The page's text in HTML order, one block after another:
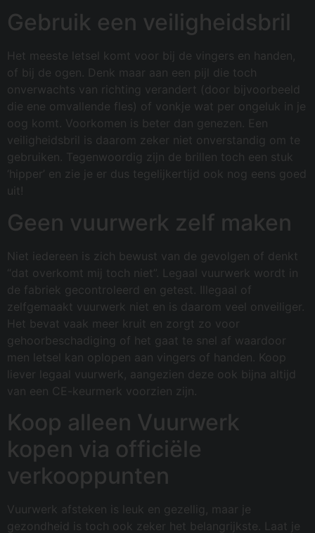
Gebruik een veiligheidsbril
Het meeste letsel komt voor bij de vingers en handen,
of bij de ogen. Denk maar aan een pijl die toch
onverwachts van richting verandert (door bijvoorbeeld
die ene omvallende fles) of vonkje wat per ongeluk in je
oog komt. Voorkomen is beter dan genezen. Een
veiligheidsbril is daarom zeker niet onverstandig om te
gebruiken. Tegenwoordig zijn de brillen toch een stuk
‘hipper’ en zie je er dus tegelijkertijd ook nog eens goed
uit!
Geen vuurwerk zelf maken
Niet iedereen is zich bewust van de gevolgen of denkt
“dat overkomt mij toch niet”. Legaal vuurwerk wordt in
de fabriek gecontroleerd en getest. Illegaal of
zelfgemaakt vuurwerk niet en is daarom veel onveiliger.
Het bevat vaak meer kruit en zorgt zo voor
gehoorbeschadiging of het gaat te snel af waardoor
men letsel kan oplopen aan vingers of handen. Koop
liever legaal vuurwerk, aangezien deze ook bijna altijd
van een CE-keurmerk voorzien zijn.
Koop alleen Vuurwerk
kopen via officiële
verkooppunten
Vuurwerk afsteken is leuk en gezellig, maar je
gezondheid is toch ook zeker het belangrijkste. Laat je